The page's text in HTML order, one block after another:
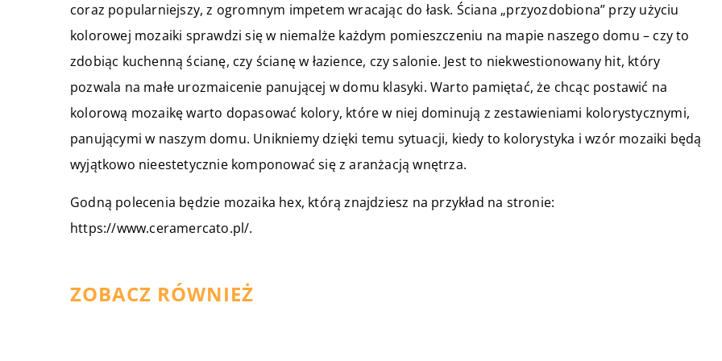
coraz popularniejszy, z ogromnym impetem wracając do łask. Ściana „przyozdobiona” przy użyciu
kolorowej mozaiki sprawdzi się w niemalże każdym pomieszczeniu na mapie naszego domu – czy to
zdobiąc kuchenną ścianę, czy ścianę w łazience, czy salonie. Jest to niekwestionowany hit, który
pozwala na małe urozmaicenie panującej w domu klasyki. Warto pamiętać, że chcąc postawić na
kolorową mozaikę warto dopasować kolory, które w niej dominują z zestawieniami kolorystycznymi,
panującymi w naszym domu. Unikniemy dzięki temu sytuacji, kiedy to kolorystyka i wzór mozaiki będą
wyjątkowo nieestetycznie komponować się z aranżacją wnętrza.
Godną polecenia będzie mozaika hex, którą znajdziesz na przykład na stronie:
https://www.ceramercato.pl/.
ZOBACZ RÓWNIEŻ